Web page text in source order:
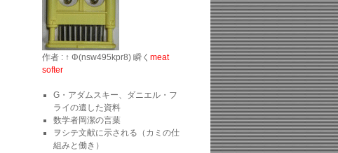
作者 : ↑ Φ(nsw495kpr8) 瞬く meat
softer
G・アダムスキー、ダニエル・フ
ライの遺した資料
数学者岡潔の言葉
ヲシテ文献に示される（カミの仕
組みと働き）